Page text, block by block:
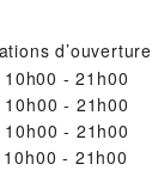
d’ouverture
10h00 - 21h00
10h00 - 21h00
10h00 - 21h00
10h00 - 21h00